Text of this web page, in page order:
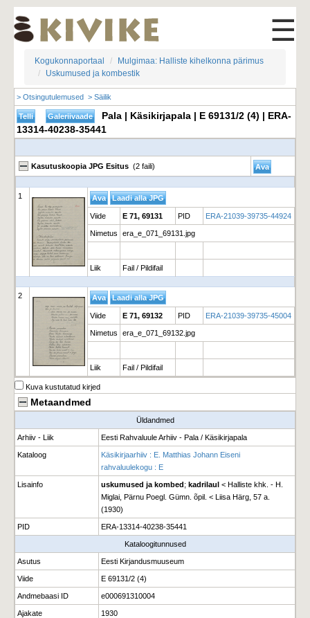
☰
Kogukonnaportaal
Mulgimaa: Halliste kihelkonna pärimus
Uskumused ja kombestik
> Otsingutulemused > Säilik
Pala | Käsikirjapala | E 69131/2 (4) | ERA-
13314-40238-35441
Kasutuskoopia JPG Esitus (2 faili)
1
Viide E 71, 69131 PID ERA-21039-39735-44924
Nimetus era_e_071_69131.jpg
Liik Fail / Pildifail
2
Viide E 71, 69132 PID ERA-21039-39735-45004
Nimetus era_e_071_69132.jpg
Liik Fail / Pildifail
Kuva kustutatud kirjed
Metaandmed
Üldandmed
Arhiiv - Liik Eesti Rahvaluule Arhiiv - Pala / Käsikirjapala
Kataloog
Käsikirjaarhiiv : E. Matthias Johann Eiseni
rahvaluulekogu : E
Lisainfo uskumused ja kombed; kadrilaul < Halliste khk. - H.
Miglai, Pärnu Poegl. Gümn. õpil. < Liisa Härg, 57 a.
(1930)
PID ERA-13314-40238-35441
Kataloogitunnused
Asutus Eesti Kirjandusmuuseum
Viide E 69131/2 (4)
Andmebaasi ID e000691310004
Ajakate 1930